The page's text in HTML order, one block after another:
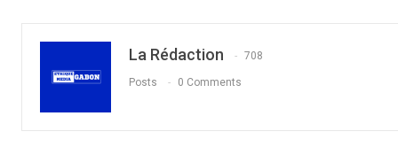
La Rédaction 708
Posts 0 Comments